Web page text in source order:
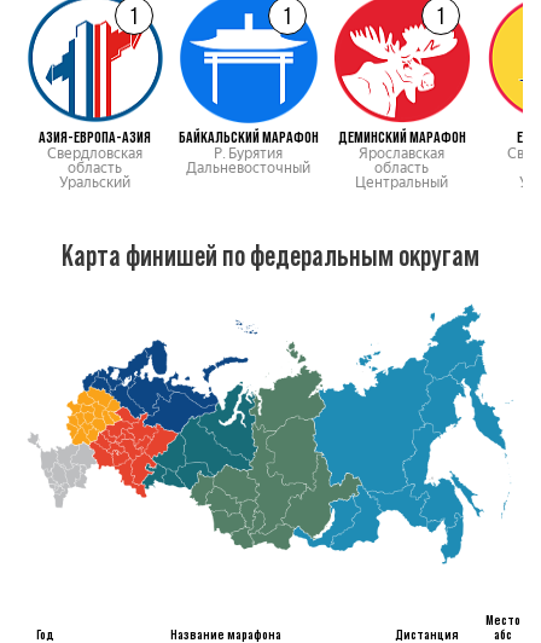
1
АЗИЯ-ЕВРОПА-АЗИЯ
Свердловская
область
Уральский
1
БАЙКАЛЬСКИЙ МАРАФОН
Р. Бурятия
Дальневосточный
1
ДЕМИНСКИЙ МАРАФОН
Ярославская
область
Центральный
Карта финишей по федеральным округам
Год Название марафона Дистанция
Место
абс